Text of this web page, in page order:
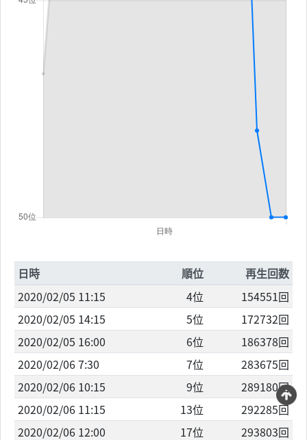
日時 順位
再生回数
2020/02/05 11:15
4位
154551回
2020/02/05 14:15
5位
172732回
2020/02/05 16:00
6位
186378回
2020/02/06 7:30
7位
283675回
2020/02/06 10:15
9位
289180回
2020/02/06 11:15
13位
292285回
2020/02/06 12:00
17位 293803回